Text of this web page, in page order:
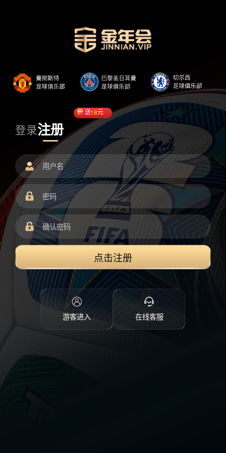
登录注册
送18元
点击注册
游客进入 在线客服